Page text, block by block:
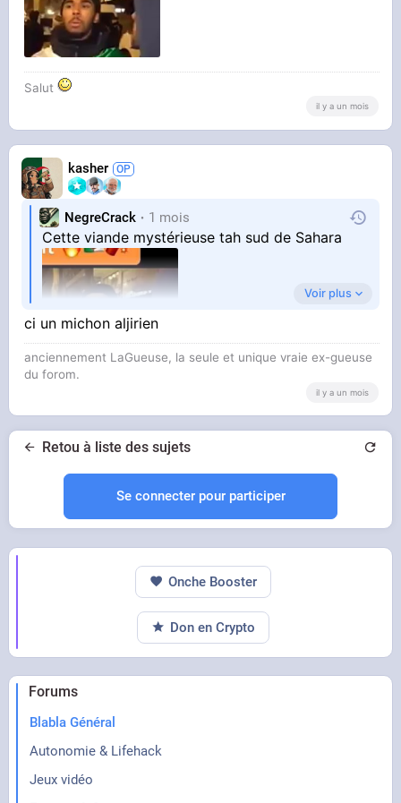
STREAMABLE
Salut
il y a un mois
kasher
NegreCrack 1 mois
Cette viande mystérieuse tah sud de Sahara
Voir plus
ci un michon aljirien
anciennement LaGueuse, la seule et unique vraie ex-gueuse
du forom.
il y a un mois
Retou à liste des sujets
Se connecter pour participer
Forums
Blabla Général
Autonomie & Lifehack
Jeux vidéo
Onche Booster
Don en Crypto